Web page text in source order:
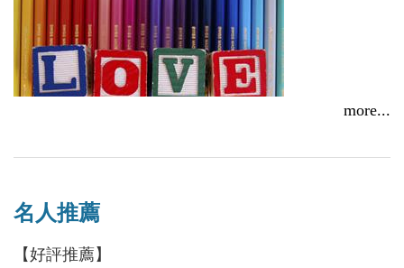
2017/02/17
愛，不分性別。守節只為「伊」的真實愛情故事
more...
名人推薦
【好評推薦】